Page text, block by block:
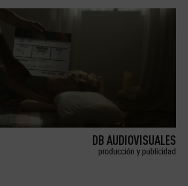
DB AUDIOVISUALES
producción y publicidad